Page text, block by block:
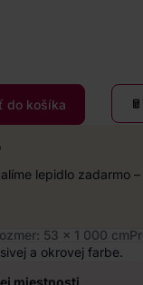
do košíka
lepidlo zadarmo
53 x 1 000 cm
a okrovej farbe.
miestnosti